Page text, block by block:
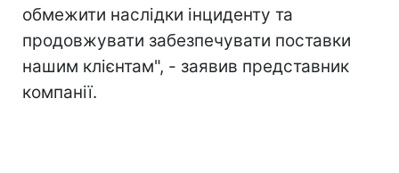
обмежити наслідки інциденту та
продовжувати забезпечувати поставки
нашим клієнтам", - заявив представник
компанії.